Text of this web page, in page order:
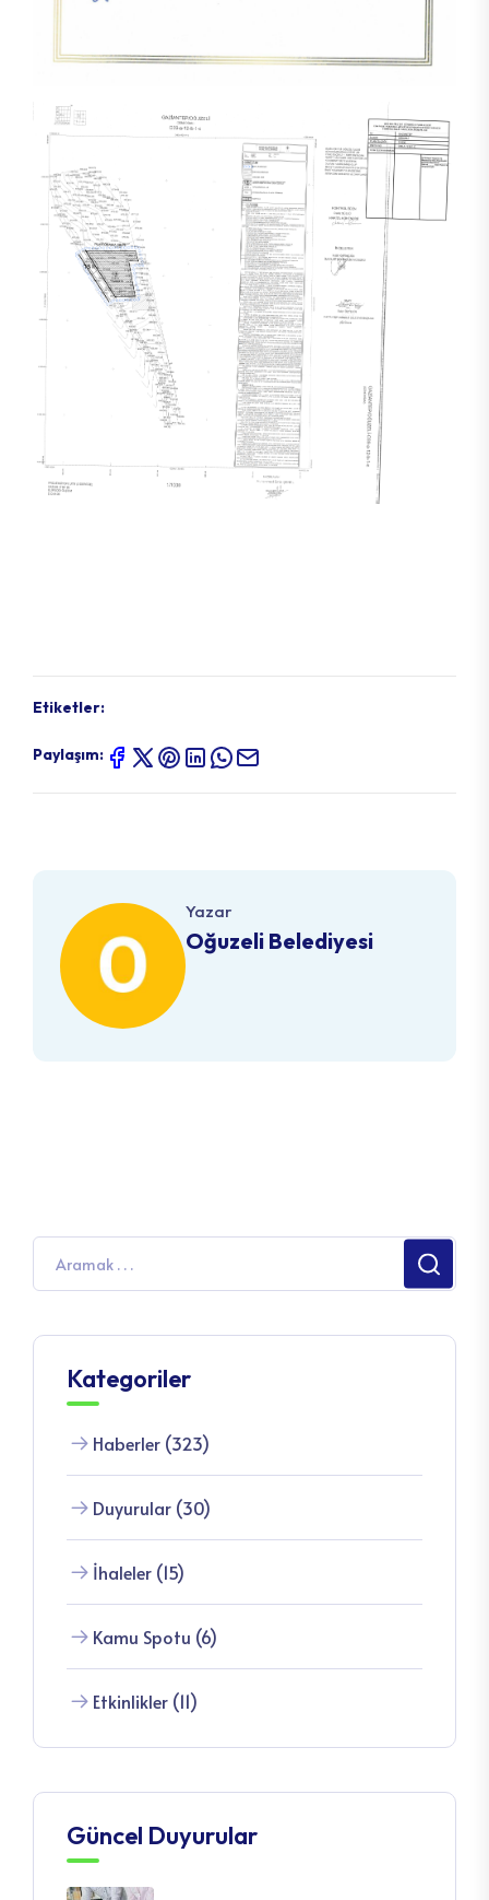
Etiketler:
Paylaşım:
Yazar
Oğuzeli Belediyesi
Kategoriler
Haberler (323)
Duyurular (30)
İhaleler (15)
Kamu Spotu (6)
Etkinlikler (11)
Güncel Duyurular